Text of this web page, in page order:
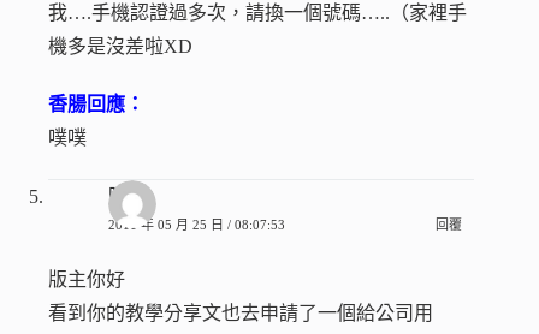
我….手機認證過多次，請換一個號碼…..（家裡手
機多是沒差啦XD
香腸回應：
噗噗
阿傑
2011 年 05 月 25 日 / 08:07:53 回覆
版主你好
看到你的教學分享文也去申請了一個給公司用